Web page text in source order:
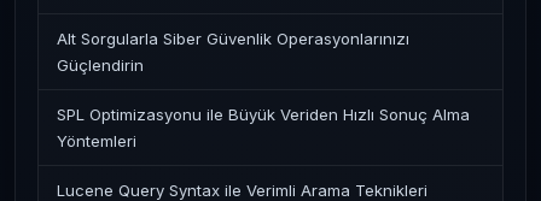
Alt Sorgularla Siber Güvenlik Operasyonlarınızı
Güçlendirin
SPL Optimizasyonu ile Büyük Veriden Hızlı Sonuç Alma
Yöntemleri
Lucene Query Syntax ile Verimli Arama Teknikleri